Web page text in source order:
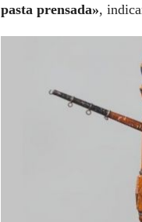
pasta prensada»,